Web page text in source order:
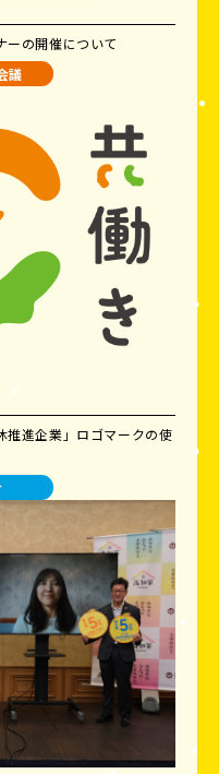
ーの開催について
議
推進企業」ロゴマークの使